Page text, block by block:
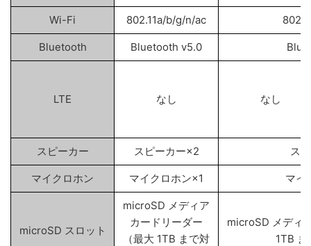
Wi-Fi 802.11a/b/g/n/ac
Bluetooth Bluetooth v5.0
LTE なし なし
スピーカー スピーカー×2 ス
マイクロホン マイクロホン×1 マイ
microSD スロット
microSD メディア
カードリーダー
（最大 1TB まで対
microSD メディ
1TB ま